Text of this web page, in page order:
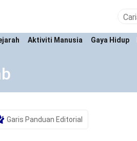
Aktiviti Manusia Gaya Hidup
Garis Panduan Editorial